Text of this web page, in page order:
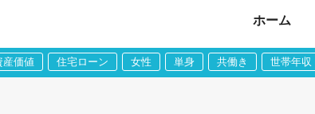
ホーム
産価値 住宅ローン 女性 単身 共働き 世帯年収